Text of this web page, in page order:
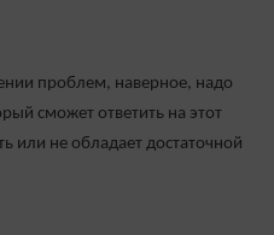
проблем, наверное, надо
сможет ответить на этот
или не обладает достаточной